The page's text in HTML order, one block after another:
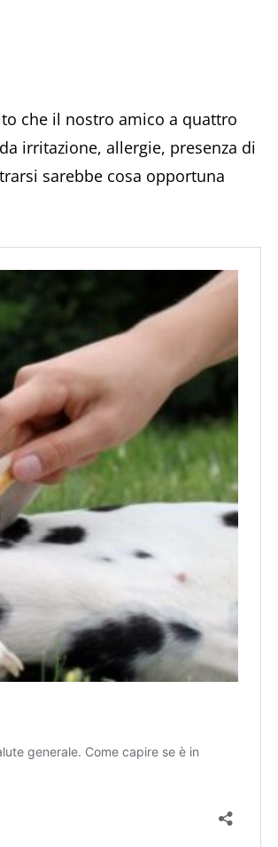
che il nostro amico a quattro
irritazione, allergie, presenza di
sarebbe cosa opportuna